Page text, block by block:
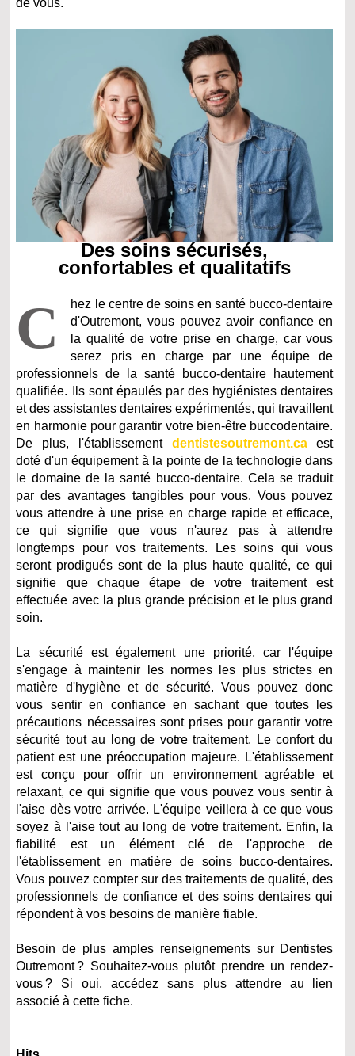
de vous.
Des soins sécurisés,
confortables et qualitatifs
C
hez le centre de soins en santé bucco-dentaire
d'Outremont, vous pouvez avoir confiance en
la qualité de votre prise en charge, car vous
serez pris en charge par une équipe de
professionnels de la santé bucco-dentaire hautement
qualifiée. Ils sont épaulés par des hygiénistes dentaires
et des assistantes dentaires expérimentés, qui travaillent
en harmonie pour garantir votre bien-être buccodentaire.
De plus, l'établissement dentistesoutremont.caest
doté d'un équipement à la pointe de la technologie dans
le domaine de la santé bucco-dentaire. Cela se traduit
par des avantages tangibles pour vous. Vous pouvez
vous attendre à une prise en charge rapide et efficace,
ce qui signifie que vous n'aurez pas à attendre
longtemps pour vos traitements. Les soins qui vous
seront prodigués sont de la plus haute qualité, ce qui
signifie que chaque étape de votre traitement est
effectuée avec la plus grande précision et le plus grand
soin.
La sécurité est également une priorité, car l'équipe
s'engage à maintenir les normes les plus strictes en
matière d'hygiène et de sécurité. Vous pouvez donc
vous sentir en confiance en sachant que toutes les
précautions nécessaires sont prises pour garantir votre
sécurité tout au long de votre traitement. Le confort du
patient est une préoccupation majeure. L'établissement
est conçu pour offrir un environnement agréable et
relaxant, ce qui signifie que vous pouvez vous sentir à
l'aise dès votre arrivée. L'équipe veillera à ce que vous
soyez à l'aise tout au long de votre traitement. Enfin, la
fiabilité est un élément clé de l'approche de
l'établissement en matière de soins bucco-dentaires.
Vous pouvez compter sur des traitements de qualité, des
professionnels de confiance et des soins dentaires qui
répondent à vos besoins de manière fiable.
Besoin de plus amples renseignements sur Dentistes
Outremont ? Souhaitez-vous plutôt prendre un rendez-
vous ? Si oui, accédez sans plus attendre au lien
associé à cette fiche.